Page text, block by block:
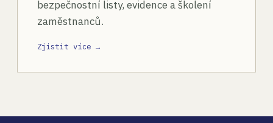
bezpečnostní listy, evidence a školení
zaměstnanců.
Zjistit více →